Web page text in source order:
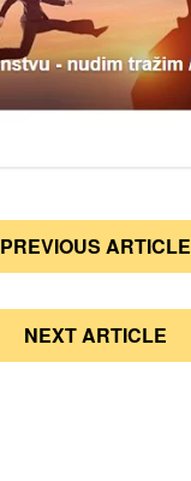
PREVIOUS ARTICLE
NEXT ARTICLE